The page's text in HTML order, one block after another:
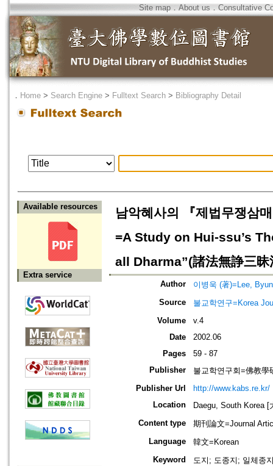
Site map．About us ． Consultative
． Home > Search Engine > Fulltext Search > Bibliography Detail
Available resources
Extra service
남악혜사의 『제법무쟁삼
=A Study on Hui-ssu’s
all Dharma”(諸法無諍三昧
Author
이병욱 (著)=Lee,
Source
불교학연구=Korea
Volume
v.4
Date
2002.06
Pages
59 - 87
Publisher
불교학연구회=佛教學
Publisher Url
http://www.kabs.re.kr/
Location
Daegu, South Korea [
Content type
期刊論文=Journal
Language
韓文=Korean
Keyword
도지; 도종지; 일체종